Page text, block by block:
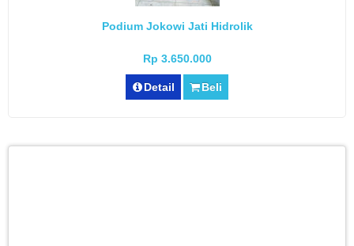
Podium Jokowi Jati Hidrolik
Rp 3.650.000
Detail Beli